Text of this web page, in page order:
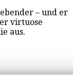
– und er
virtuose
aus.